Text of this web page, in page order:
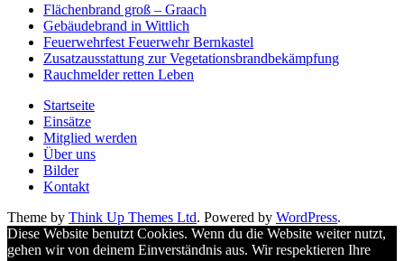
Flächenbrand groß – Graach
Gebäudebrand in Wittlich
Feuerwehrfest Feuerwehr Bernkastel
Zusatzausstattung zur Vegetationsbrandbekämpfung
Rauchmelder retten Leben
Startseite
Einsätze
Mitglied werden
Über uns
Bilder
Kontakt
Theme by Think Up Themes Ltd. Powered by WordPress.
Diese Website benutzt Cookies. Wenn du die Website weiter nutzt,
gehen wir von deinem Einverständnis aus. Wir respektieren Ihre